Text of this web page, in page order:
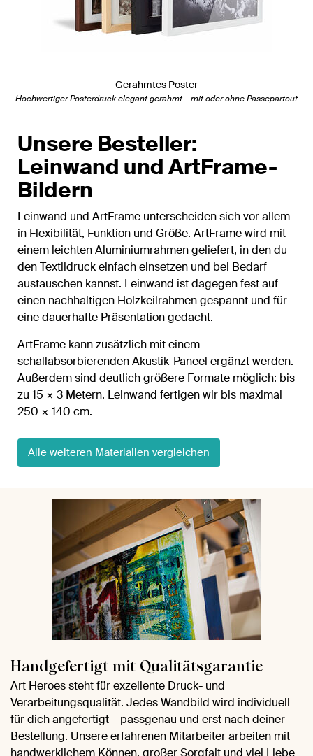
Gerahmtes Poster
Hochwertiger Posterdruck elegant gerahmt – mit oder ohne Passepartout
Unsere Besteller:
Leinwand und ArtFrame-
Bildern
Leinwand und ArtFrame unterscheiden sich vor allem
in Flexibilität, Funktion und Größe. ArtFrame wird mit
einem leichten Aluminiumrahmen geliefert, in den du
den Textildruck einfach einsetzen und bei Bedarf
austauschen kannst. Leinwand ist dagegen fest auf
einen nachhaltigen Holzkeilrahmen gespannt und für
eine dauerhafte Präsentation gedacht.
ArtFrame kann zusätzlich mit einem
schallabsorbierenden Akustik-Paneel ergänzt werden.
Außerdem sind deutlich größere Formate möglich: bis
zu 15 × 3 Metern. Leinwand fertigen wir bis maximal
250 × 140 cm.
Alle weiteren Materialien vergleichen
Handgefertigt mit Qualitätsgarantie
Art Heroes steht für exzellente Druck- und
Verarbeitungsqualität. Jedes Wandbild wird individuell
für dich angefertigt – passgenau und erst nach deiner
Bestellung. Unsere erfahrenen Mitarbeiter arbeiten mit